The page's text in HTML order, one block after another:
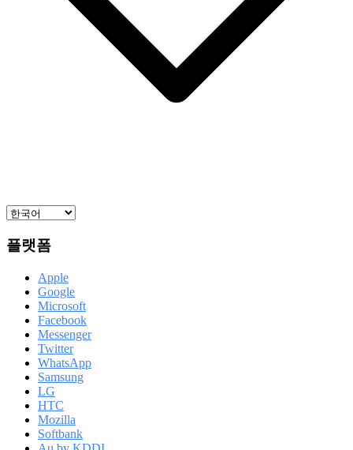
플랫폼
Apple
Google
Microsoft
Facebook
Messenger
Twitter
WhatsApp
Samsung
LG
HTC
Mozilla
Softbank